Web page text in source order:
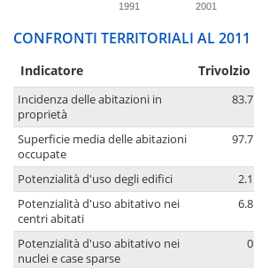
1991 2001
CONFRONTI TERRITORIALI AL 2011
Indicatore Trivolzio
Incidenza delle abitazioni in
proprietà
83.7
Superficie media delle abitazioni
occupate
97.7
Potenzialità d'uso degli edifici 2.1
Potenzialità d'uso abitativo nei
centri abitati
6.8
Potenzialità d'uso abitativo nei
nuclei e case sparse
0